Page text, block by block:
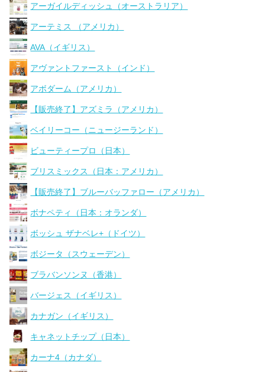
アーガイルディッシュ（オーストラリア）
アーテミス （アメリカ）
AVA（イギリス）
アヴァントファースト（インド）
アボダーム（アメリカ）
【販売終了】アズミラ（アメリカ）
ベイリーコー（ニュージーランド）
ビューティープロ（日本）
ブリスミックス（日本：アメリカ）
【販売終了】ブルーバッファロー（アメリカ）
ボナペティ（日本：オランダ）
ボッシュ ザナベレ+（ドイツ）
ボジータ（スウェーデン）
ブラバンソンヌ（香港）
バージェス（イギリス）
カナガン（イギリス）
キャネットチップ（日本）
カーナ4（カナダ）